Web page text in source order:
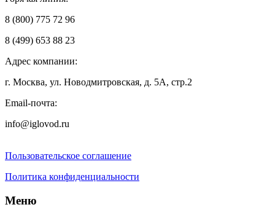
8 (800) 775 72 96
8 (499) 653 88 23
Адрес компании:
г. Москва, ул. Новодмитровская, д. 5А, стр.2
Email-почта:
info@iglovod.ru
Пользовательское соглашение
Политика конфиденциальности
Меню